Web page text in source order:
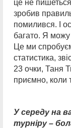
це не
зробив
помилився. І
багато. Я можу
Це ми
статистика,
23 очки, Таня
приємно, коли
У середу на
турніру –